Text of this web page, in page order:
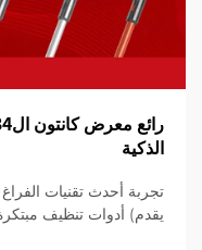
الذكية
يقدم) أدوات تنظيف